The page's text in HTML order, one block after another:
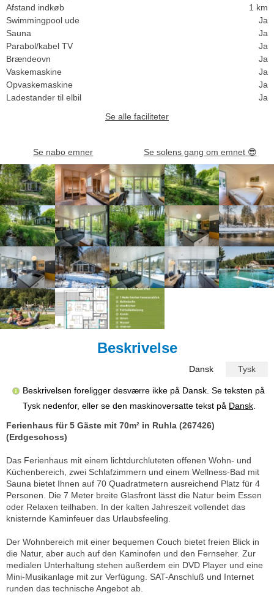
Afstand indkøb
1 km
Swimmingpool ude
Ja
Sauna
Ja
Parabol/kabel TV
Ja
Brændeovn
Ja
Vaskemaskine
Ja
Opvaskemaskine
Ja
Ladestander til elbil
Ja
Se alle faciliteter
Se nabo emner Se solens gang om emnet 😎
Beskrivelse
Dansk Tysk
Beskrivelsen foreligger desværre ikke på Dansk. Se teksten på
Tysk nedenfor, eller se den maskinoversatte tekst på Dansk
Ferienhaus für 5 Gäste mit 70m² in Ruhla (267426)
(Erdgeschoss)
Das Ferienhaus mit einem lichtdurchluteten offenen Wohn- und
Küchenbereich, zwei Schlafzimmern und einem Wellness-Bad mit
Sauna bietet Ihnen auf 70 Quadratmetern ausreichend Platz für 4
Personen. Die 7 Meter breite Glasfront lässt die Natur beim Essen
oder Relaxen teilhaben. In der kalten Jahreszeit vollendet das
knisternde Kaminfeuer das Urlaubsfeeling.
Der Wohnbereich mit einer bequemen Couch bietet freien Blick in
die Natur, aber auch auf den Kaminofen und den Fernseher. Zur
medialen Unterhaltung stehen außerdem ein DVD Player und eine
Mini-Musikanlage mit zur Verfügung. SAT-Anschluß und Internet
runden das technische Angebot ab.